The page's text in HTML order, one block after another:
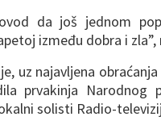
da još jednom
između dobra i zla”,
uz najavljena
prvakinja Narodnog
solisti Radio-